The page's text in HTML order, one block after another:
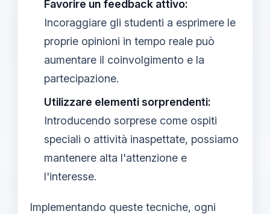
Favorire un feedback attivo:
Incoraggiare gli studenti a esprimere le
proprie opinioni in tempo reale può
aumentare il coinvolgimento e la
partecipazione.
Utilizzare elementi sorprendenti:
Introducendo sorprese come ospiti
speciali o attività inaspettate, possiamo
mantenere alta l'attenzione e
l'interesse.
Implementando queste tecniche, ogni